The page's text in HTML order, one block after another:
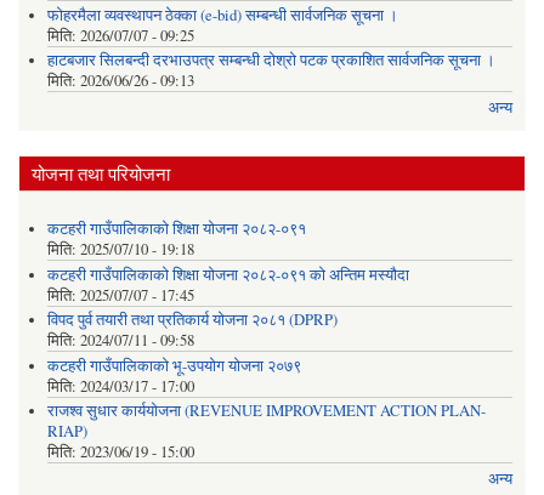
फोहरमैला व्यवस्थापन ठेक्का (e-bid) सम्बन्धी सार्वजनिक सूचना ।
मिति: 2026/07/07 - 09:25
हाटबजार सिलबन्दी दरभाउपत्र सम्बन्धी दोश्रो पटक प्रकाशित सार्वजनिक सूचना ।
मिति: 2026/06/26 - 09:13
अन्य
योजना तथा परियोजना
कटहरी गाउँपालिकाको शिक्षा योजना २०८२-०९१
मिति: 2025/07/10 - 19:18
कटहरी गाउँपालिकाको शिक्षा योजना २०८२-०९१ को अन्तिम मस्यौदा
मिति: 2025/07/07 - 17:45
विपद पुर्व तयारी तथा प्रतिकार्य योजना २०८१ (DPRP)
मिति: 2024/07/11 - 09:58
कटहरी गाउँपालिकाको भू-उपयोग योजना २०७९
मिति: 2024/03/17 - 17:00
राजश्व सुधार कार्ययोजना (REVENUE IMPROVEMENT ACTION PLAN-
RIAP)
मिति: 2023/06/19 - 15:00
अन्य